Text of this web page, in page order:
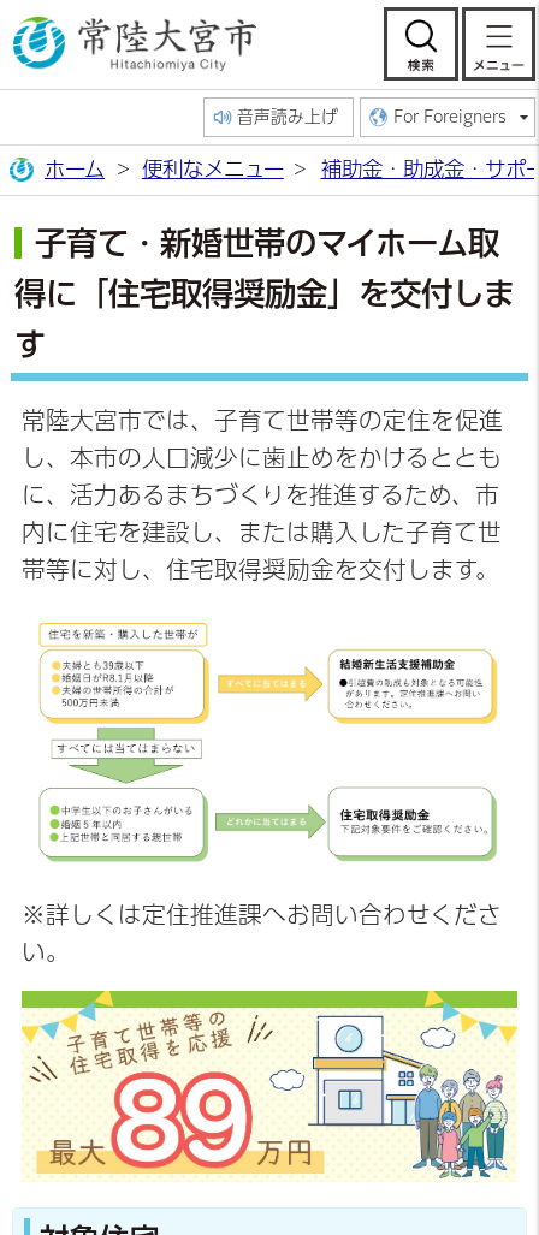
常陸大宮市公
検
音声読み上げ For Foreigners
ホーム 便利なメニュー 補助金・助成金・サポ
子育て・新婚世帯のマイホーム取
得に「住宅取得奨励金」を交付しま
す
常陸大宮市では、子育て世帯等の定住を促進
し、本市の人口減少に歯止めをかけるととも
に、活力あるまちづくりを推進するため、市
内に住宅を建設し、または購入した子育て世
帯等に対し、住宅取得奨励金を交付します。
※詳しくは定住推進課へお問い合わせくださ
い。